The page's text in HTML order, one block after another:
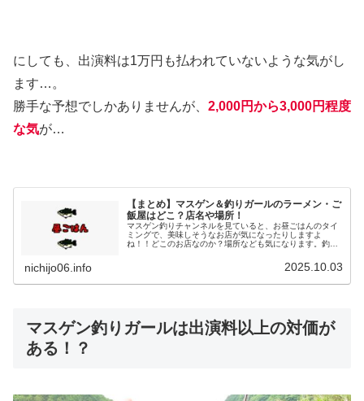
にしても、出演料は1万円も払われていないような気がし
ます…。
勝手な予想でしかありませんが、 2,000円から3,000円程度
な気が…
【まとめ】マスゲン＆釣りガールのラーメン・ご
飯屋はどこ？店名や場所！
マスゲン釣りチャンネルを見ていると、お昼ごはんのタイ
ミングで、美味しそうなお店が気になったりしますよ
ね！！どこのお店なのか？場所なども気になります。釣り
nichijo06.info 2025.10.03
マスゲン釣りガールは出演料以上の対価が
ある！？